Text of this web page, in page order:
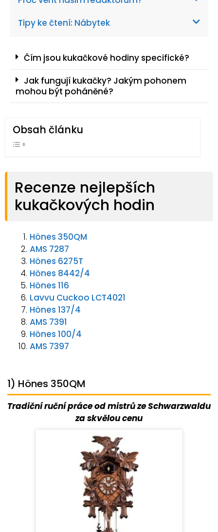
Tipy ke čtení: Nábytek
Čím jsou kukačkové hodiny specifické?
Jak fungují kukačky? Jakým pohonem
mohou být poháněné?
Obsah článku
Recenze nejlepších
kukačkových hodin
Hönes 350QM
AMS 7287
Hönes 6275T
Hönes 8442/4
Hönes 116
Lavvu Cuckoo LCT4021
Hönes 137/4
AMS 7391
Hönes 100/4
AMS 7397
1) Hönes 350QM
Tradiční ruční práce od mistrů ze Schwarzwaldu
za skvělou cenu